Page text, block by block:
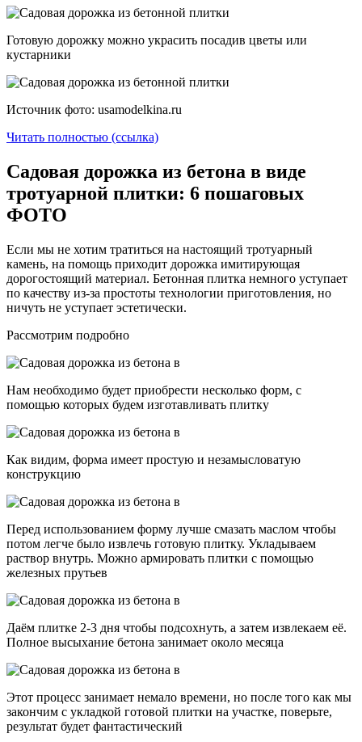
Готовую дорожку можно украсить посадив цветы или
кустарники
Источник фото: usamodelkina.ru
Читать полностью (ссылка)
Садовая дорожка из бетона в виде
тротуарной плитки: 6 пошаговых
ФОТО
Если мы не хотим тратиться на настоящий тротуарный
камень, на помощь приходит дорожка имитирующая
дорогостоящий материал. Бетонная плитка немного уступает
по качеству из-за простоты технологии приготовления, но
ничуть не уступает эстетически.
Рассмотрим подробно
Нам необходимо будет приобрести несколько форм, с
помощью которых будем изготавливать плитку
Как видим, форма имеет простую и незамысловатую
конструкцию
Перед использованием форму лучше смазать маслом чтобы
потом легче было извлечь готовую плитку. Укладываем
раствор внутрь. Можно армировать плитки с помощью
железных прутьев
Даём плитке 2-3 дня чтобы подсохнуть, а затем извлекаем её.
Полное высыхание бетона занимает около месяца
Этот процесс занимает немало времени, но после того как мы
закончим с укладкой готовой плитки на участке, поверьте,
результат будет фантастический